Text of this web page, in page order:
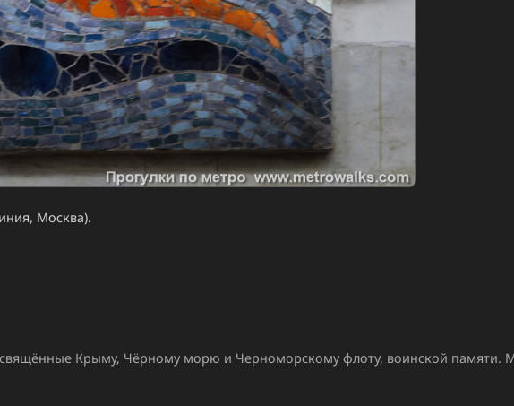
Москва).
Крыму, Чёрному морю и Черноморскому флоту, воинской памяти.